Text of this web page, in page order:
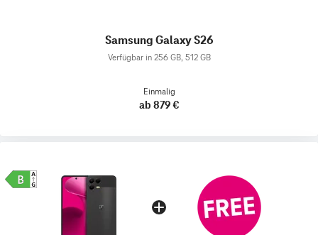
Samsung Galaxy S26
Verfügbar in 256 GB, 512 GB
Einmalig
ab 879 €